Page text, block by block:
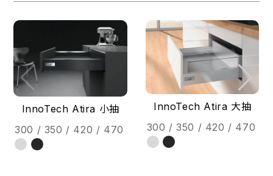
InnoTech Atira 小抽
300 / 350 / 420 / 470
InnoTech Atira 大抽
300 / 350 / 420 / 470